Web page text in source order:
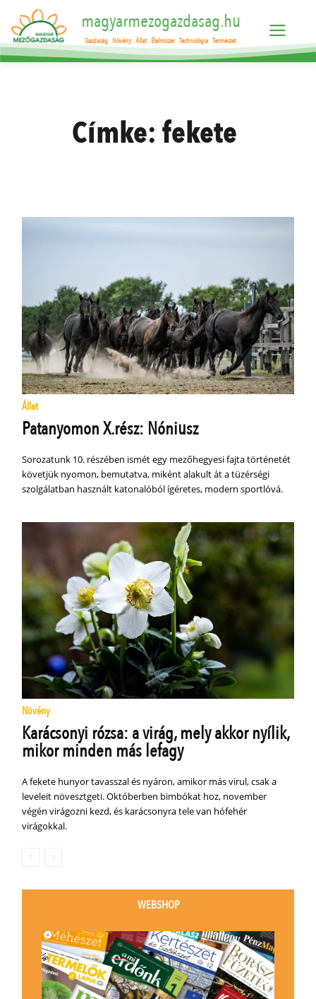
magyarmezogazdasag.hu
Gazdaság Növény Állat Élelmiszer Technológia Természet
Címke:fekete
Állat
Patanyomon X.rész: Nóniusz
Sorozatunk 10. részében ismét egy mezőhegyesi fajta történetét
követjük nyomon, bemutatva, miként alakult át a tüzérségi
szolgálatban használt katonalóból ígéretes, modern sportlóvá.
Növény
Karácsonyi rózsa: a virág, mely akkor nyílik,
mikor minden más lefagy
A fekete hunyor tavasszal és nyáron, amikor más virul, csak a
leveleit növesztgeti. Októberben bimbókat hoz, november
végén virágozni kezd, és karácsonyra tele van hófehér
virágokkal.
WEBSHOP